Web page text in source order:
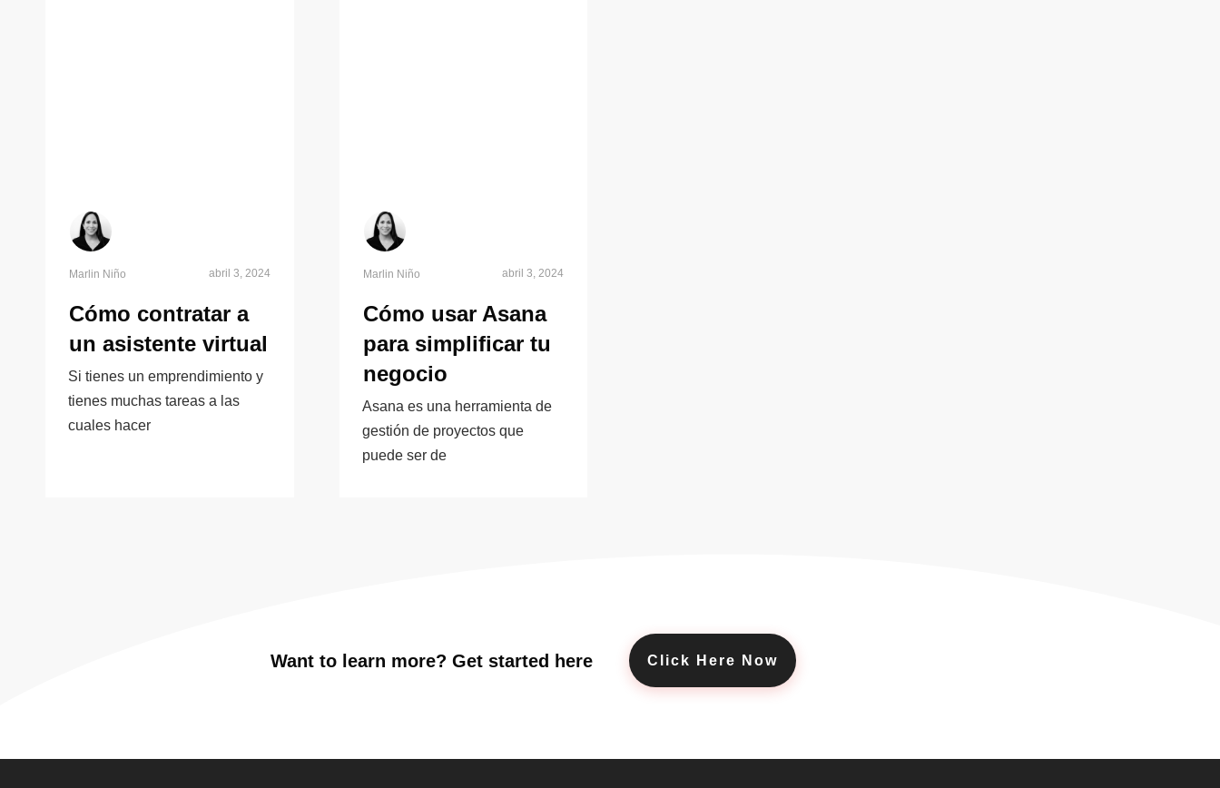
Marlin Niño abril 3, 2024
Cómo contratar a
un asistente virtual
Si tienes un emprendimiento y
tienes muchas tareas a las
cuales hacer
Marlin Niño abril 3, 2024
Cómo usar Asana
para simplificar tu
negocio
Asana es una herramienta de
gestión de proyectos que
puede ser de
Want to learn more? Get started here Click Here Now